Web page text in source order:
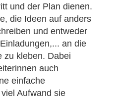
und der Plan dienen.
die Ideen auf anders
und entweder
an die
zu kleben. Dabei
auch
einfache
Aufwand sie